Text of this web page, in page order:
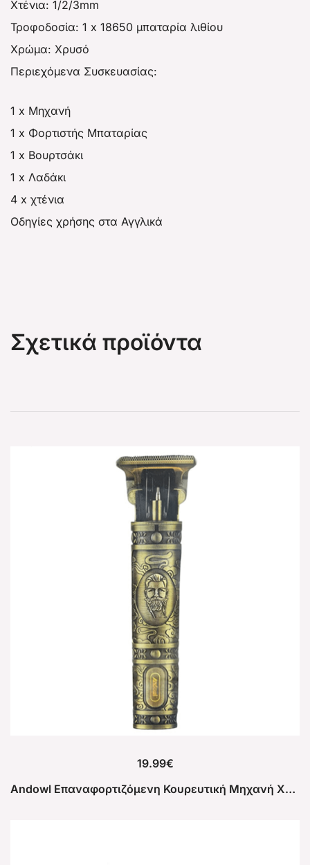
Χτένια: 1/2/3mm
Τροφοδοσία: 1 x 18650 μπαταρία λιθίου
Χρώμα: Χρυσό
Περιεχόμενα Συσκευασίας:
1 x Μηχανή
1 x Φορτιστής Μπαταρίας
1 x Βουρτσάκι
1 x Λαδάκι
4 x χτένια
Οδηγίες χρήσης στα Αγγλικά
Σχετικά προϊόντα
19.99€
Andowl Επαναφορτιζόμενη Κουρευτική Μηχανή Χρυσή Q-LF21